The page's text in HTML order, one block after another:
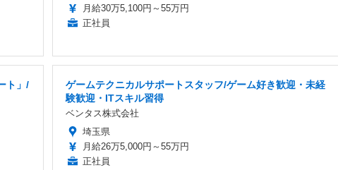
月給30万5,100円～55万円
正社員
ト」/
ゲームテクニカルサポートスタッフ/ゲーム好き歓迎・未経
験歓迎・ITスキル習得
ベンタス株式会社
埼玉県
月給26万5,000円～55万円
正社員